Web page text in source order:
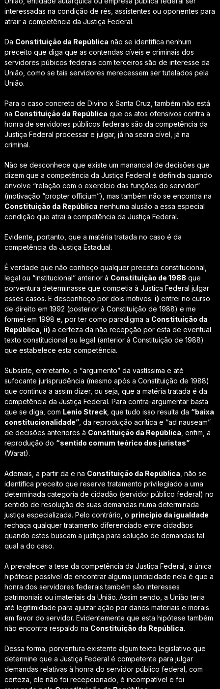
interessadas na condição de rés, assistentes ou oponentes para
atrair a competência da Justiça Federal.
Da Constituição da República não se identifica nenhum
preceito que diga que as contendas cíveis e criminais dos
servidores púbicos federais com terceiros são de interesse da
União, como se tais servidores merecessem ser tutelados pela
União.
Para o caso concreto de Divino x Santa Cruz, também não está
na Constituição da República que os atos ofensivos contra a
honra de servidores públicos federais são da competência da
Justiça Federal processar e julgar, já na seara cível, já na
criminal.
Não se desconhece que existe um manancial de decisões que
dizem que a competência da Justiça Federal é definida quando
envolve “relação com o exercício das funções do servidor”
(motivação “propter officium”), mas também não se encontra na
Constituição da República nenhuma alusão a essa especial
condição que atrai a competência da Justiça Federal.
Evidente, portanto, que a matéria tratada no caso é da
competência da Justiça Estadual.
É verdade que não conheço qualquer preceito constitucional,
legal ou “institucional” anterior à Constituição de 1988 que
porventura determinasse que competia à Justiça Federal julgar
esses casos. E desconheço por dois motivos: i) entrei no curso
de direito em 1992 (posterior à Constituição de 1988) e me
formei em 1998 e, por ter como paradigma a Constituição da
República ii) a certeza da não recepção por esta de eventual
texto constitucional ou legal (anterior à Constituição de 1988)
que estabelece esta competência.
Subsiste, entretanto, o “argumento” da vastíssima e até
sufocante jurisprudência (mesmo após a Constituição de 1988)
que continua a assim dizer, ou seja, que a matéria tratada é da
competência da Justiça Federal. Para contra-argumentar basta
que se diga, com Lenio Streck, que tudo isso resulta da “baixa
constitucionalidade”, da reprodução acrítica e “ad nauseam”
de decisões anteriores à Constituição da República , enfim, a
reprodução do “sentido comum teórico dos juristas”
(Warat).
Ademais, a partir da e na Constituição da República , não se
identifica preceito que reserve tratamento privilegiado a uma
determinada categoria de cidadão (servidor público federal) no
sentido de resolução de suas demandas numa determinada
justiça especializada. Pelo contrário, o princípio da igualdade
rechaça qualquer tratamento diferenciado entre cidadãos
quando estes buscam a justiça para solução de demandas tal
qual a do caso.
A prevalecer a tese da competência da Justiça Federal, a única
hipótese possível de encontrar alguma juridicidade nela é que a
honra dos servidores federais também são interesses
patrimoniais ou imateriais da União. Assim sendo, a União teria
até legitimidade para ajuizar ação por danos materiais e morais
em favor do servidor. Evidentemente que esta hipótese também
não encontra respaldo na Constituição da República.
Dessa forma, porventura existente algum texto legislativo que
determine que a Justiça Federal é competente para julgar
demandas relativas à honra do servidor público federal, com
certeza, ele não foi recepcionado, é incompatível e foi